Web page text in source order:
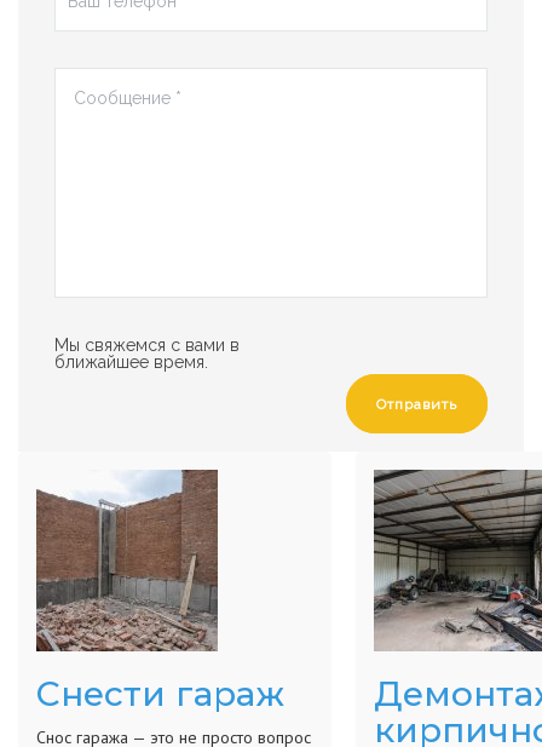
Мы свяжемся с вами в
ближайшее время.
Отправить
Снести гараж
Снос гаража — это не просто вопрос